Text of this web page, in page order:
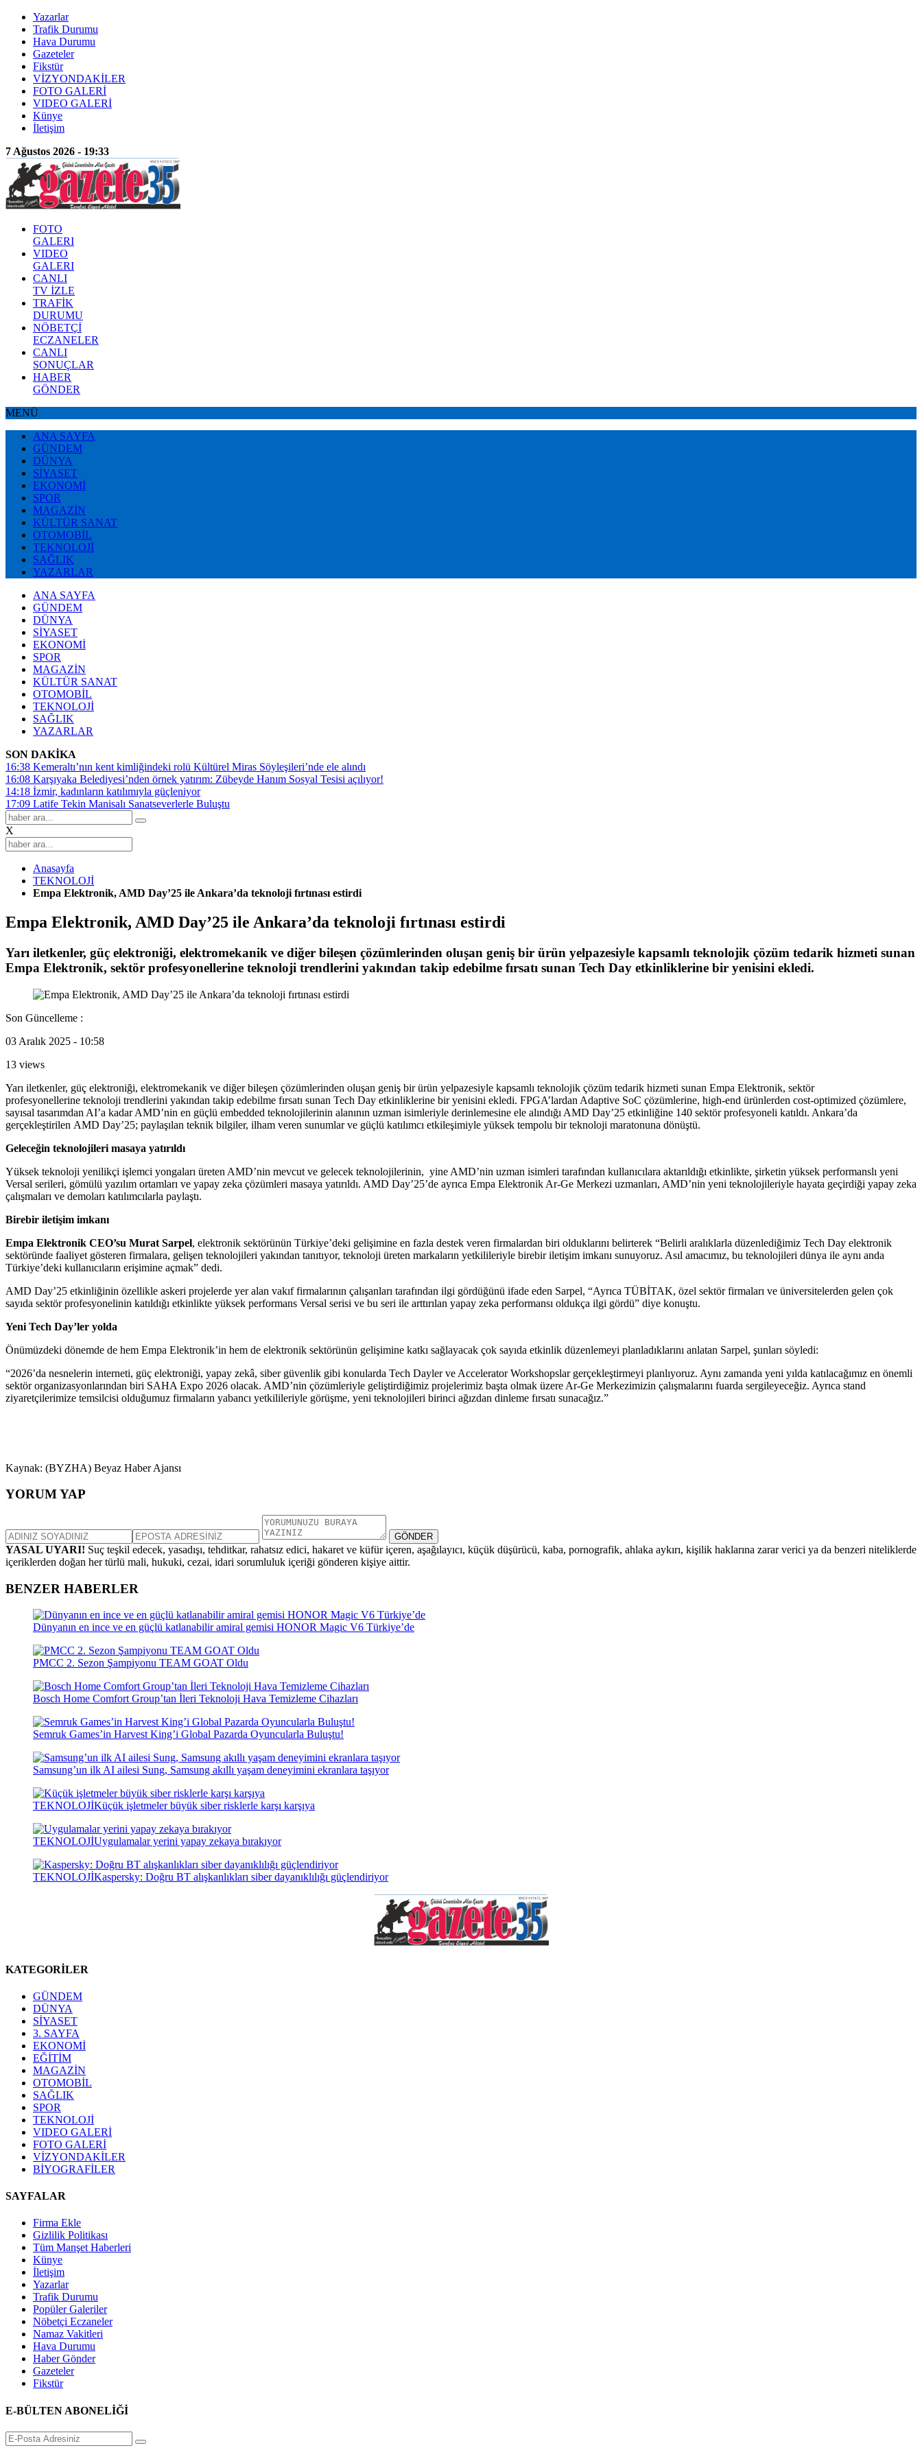
Yazarlar
Trafik Durumu
Hava Durumu
Gazeteler
Fikstür
VİZYONDAKİLER
FOTO GALERİ
VIDEO GALERİ
Künye
İletişim
7 Ağustos 2026 - 19:33
FOTO
GALERI
VIDEO
GALERI
CANLI
TV İZLE
TRAFİK
DURUMU
NÖBETÇİ
ECZANELER
CANLI
SONUÇLAR
HABER
GÖNDER
MENÜ
ANA SAYFA
GÜNDEM
DÜNYA
SİYASET
EKONOMİ
SPOR
MAGAZİN
KÜLTÜR SANAT
OTOMOBİL
TEKNOLOJİ
SAĞLIK
YAZARLAR
ANA SAYFA
GÜNDEM
DÜNYA
SİYASET
EKONOMİ
SPOR
MAGAZİN
KÜLTÜR SANAT
OTOMOBİL
TEKNOLOJİ
SAĞLIK
YAZARLAR
SON DAKİKA
16:38 Kemeraltı’nın kent kimliğindeki rolü Kültürel Miras Söyleşileri’nde ele alındı
16:08 Karşıyaka Belediyesi’nden örnek yatırım: Zübeyde Hanım Sosyal Tesisi açılıyor!
14:18 İzmir, kadınların katılımıyla güçleniyor
17:09 Latife Tekin Manisalı Sanatseverlerle Buluştu
X
Anasayfa
TEKNOLOJİ
Empa Elektronik, AMD Day’25 ile Ankara’da teknoloji fırtınası estirdi
Empa Elektronik, AMD Day’25 ile Ankara’da teknoloji fırtınası estirdi
Yarı iletkenler, güç elektroniği, elektromekanik ve diğer bileşen çözümlerinden oluşan geniş bir ürün yelpazesiyle kapsamlı teknolojik çözüm tedarik hizmeti sunan
Empa Elektronik, sektör profesyonellerine teknoloji trendlerini yakından takip edebilme fırsatı sunan Tech Day etkinliklerine bir yenisini ekledi.
Son Güncelleme :
03 Aralık 2025 - 10:58
13 views
Yarı iletkenler, güç elektroniği, elektromekanik ve diğer bileşen çözümlerinden oluşan geniş bir ürün yelpazesiyle kapsamlı teknolojik çözüm tedarik hizmeti sunan Empa Elektronik, sektör
profesyonellerine teknoloji trendlerini yakından takip edebilme fırsatı sunan Tech Day etkinliklerine bir yenisini ekledi. FPGA’lardan Adaptive SoC çözümlerine, high-end ürünlerden cost-optimized çözümlere,
sayısal tasarımdan AI’a kadar AMD’nin en güçlü embedded teknolojilerinin alanının uzman isimleriyle derinlemesine ele alındığı AMD Day’25 etkinliğine 140 sektör profesyoneli katıldı. Ankara’da
gerçekleştirilen AMD Day’25; paylaşılan teknik bilgiler, ilham veren sunumlar ve güçlü katılımcı etkileşimiyle yüksek tempolu bir teknoloji maratonuna dönüştü.
Geleceğin teknolojileri masaya yatırıldı
Yüksek teknoloji yenilikçi işlemci yongaları üreten AMD’nin mevcut ve gelecek teknolojilerinin, yine AMD’nin uzman isimleri tarafından kullanıcılara aktarıldığı etkinlikte, şirketin yüksek performanslı yeni
Versal serileri, gömülü yazılım ortamları ve yapay zeka çözümleri masaya yatırıldı. AMD Day’25’de ayrıca Empa Elektronik Ar-Ge Merkezi uzmanları, AMD’nin yeni teknolojileriyle hayata geçirdiği yapay zeka
çalışmaları ve demoları katılımcılarla paylaştı.
Birebir iletişim imkanı
Empa Elektronik CEO’su Murat Sarpel, elektronik sektörünün Türkiye’deki gelişimine en fazla destek veren firmalardan biri olduklarını belirterek “Belirli aralıklarla düzenlediğimiz Tech Day elektronik
sektöründe faaliyet gösteren firmalara, gelişen teknolojileri yakından tanıtıyor, teknoloji üreten markaların yetkilileriyle birebir iletişim imkanı sunuyoruz. Asıl amacımız, bu teknolojileri dünya ile aynı anda
Türkiye’deki kullanıcıların erişimine açmak” dedi.
AMD Day’25 etkinliğinin özellikle askeri projelerde yer alan vakıf firmalarının çalışanları tarafından ilgi gördüğünü ifade eden Sarpel, “Ayrıca TÜBİTAK, özel sektör firmaları ve üniversitelerden gelen çok
sayıda sektör profesyonelinin katıldığı etkinlikte yüksek performans Versal serisi ve bu seri ile arttırılan yapay zeka performansı oldukça ilgi gördü” diye konuştu.
Yeni Tech Day’ler yolda
Önümüzdeki dönemde de hem Empa Elektronik’in hem de elektronik sektörünün gelişimine katkı sağlayacak çok sayıda etkinlik düzenlemeyi planladıklarını anlatan Sarpel, şunları söyledi:
“2026’da nesnelerin interneti, güç elektroniği, yapay zekâ, siber güvenlik gibi konularda Tech Dayler ve Accelerator Workshopslar gerçekleştirmeyi planlıyoruz. Aynı zamanda yeni yılda katılacağımız en önemli
sektör organizasyonlarından biri SAHA Expo 2026 olacak. AMD’nin çözümleriyle geliştirdiğimiz projelerimiz başta olmak üzere Ar-Ge Merkezimizin çalışmalarını fuarda sergileyeceğiz. Ayrıca stand
ziyaretçilerimize temsilcisi olduğumuz firmaların yabancı yetkilileriyle görüşme, yeni teknolojileri birinci ağızdan dinleme fırsatı sunacağız.”
Kaynak: (BYZHA) Beyaz Haber Ajansı
YORUM YAP
GÖNDER
YASAL UYARI! Suç teşkil edecek, yasadışı, tehditkar, rahatsız edici, hakaret ve küfür içeren, aşağılayıcı, küçük düşürücü, kaba, pornografik, ahlaka aykırı, kişilik haklarına zarar verici ya da benzeri niteliklerde
içeriklerden doğan her türlü mali, hukuki, cezai, idari sorumluluk içeriği gönderen kişiye aittir.
BENZER HABERLER
Dünyanın en ince ve en güçlü katlanabilir amiral gemisi HONOR Magic V6 Türkiye’de
PMCC 2. Sezon Şampiyonu TEAM GOAT Oldu
Bosch Home Comfort Group’tan İleri Teknoloji Hava Temizleme Cihazları
Semruk Games’in Harvest King’i Global Pazarda Oyuncularla Buluştu!
Samsung’un ilk AI ailesi Sung, Samsung akıllı yaşam deneyimini ekranlara taşıyor
TEKNOLOJİKüçük işletmeler büyük siber risklerle karşı karşıya
TEKNOLOJİUygulamalar yerini yapay zekaya bırakıyor
TEKNOLOJİKaspersky: Doğru BT alışkanlıkları siber dayanıklılığı güçlendiriyor
KATEGORİLER
GÜNDEM
DÜNYA
SİYASET
3. SAYFA
EKONOMİ
EĞİTİM
MAGAZİN
OTOMOBİL
SAĞLIK
SPOR
TEKNOLOJİ
VIDEO GALERİ
FOTO GALERİ
VİZYONDAKİLER
BİYOGRAFİLER
SAYFALAR
Firma Ekle
Gizlilik Politikası
Tüm Manşet Haberleri
Künye
İletişim
Yazarlar
Trafik Durumu
Popüler Galeriler
Nöbetçi Eczaneler
Namaz Vakitleri
Hava Durumu
Haber Gönder
Gazeteler
Fikstür
E-BÜLTEN ABONELİĞİ